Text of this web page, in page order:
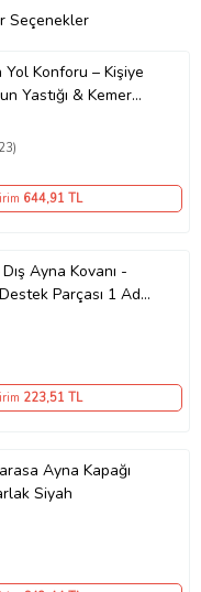
Seçenekler
Konforu – Kişiye
Yastığı & Kemer
644,91 TL
Ayna Kovanı -
Parçası 1 Adet
223,51 TL
Ayna Kapağı
Siyah